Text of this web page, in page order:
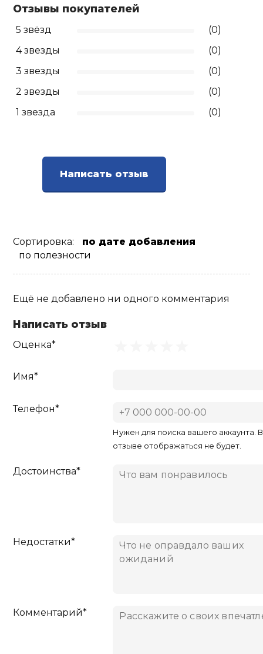
Отзывы покупателей
5 звёзд
(0)
4 звезды
(0)
3 звезды
(0)
2 звезды
(0)
1 звезда
(0)
Написать отзыв
Сортировка:
по дате добавления
по полезности
Ещё не добавлено ни одного комментария
Написать отзыв
Оценка*
Имя*
Телефон*
Нужен для поиска вашего аккаунта. В
отзыве отображаться не будет.
Достоинства*
Недостатки*
Комментарий*